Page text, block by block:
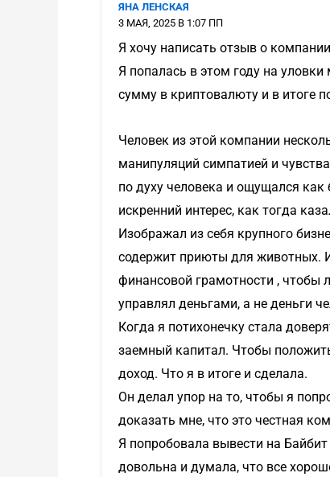
ЯНА ЛЕНСКАЯ
3 МАЯ, 2025 В 1:07 ПП
Я хочу написать отзыв о
Я попалась в этом году на
сумму в криптовалюту и в итоге
Человек из этой компании
манипуляций симпатией и
по духу человека и ощущался как
искренний интерес, как тогда
Изображал из себя крупного
содержит приюты для животных. И
финансовой грамотности , чтобы
управлял деньгами, а не деньги
Когда я потихонечку стала
заемный капитал. Чтобы
доход. Что я в итоге и сделала.
Он делал упор на то, чтобы я
доказать мне, что это честная
Я попробовала вывести на
довольна и думала, что все